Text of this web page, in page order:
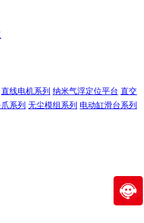
直线电机系列 纳米气浮定位平台 直交
系列 无尘模组系列 电动缸滑台系列